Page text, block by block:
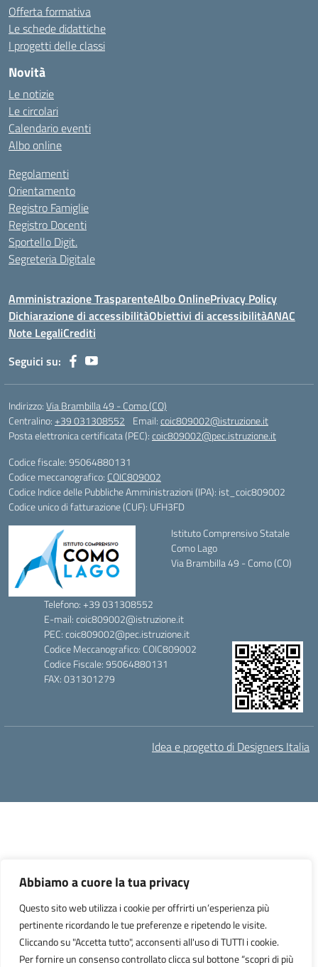
Abbiamo a cuore la tua privacy
Questo sito web utilizza i cookie per offrirti un’esperienza più
pertinente ricordando le tue preferenze e ripetendo le visite.
Cliccando su "Accetta tutto", acconsenti all'uso di TUTTI i cookie.
Per fornire un consenso controllato clicca sul bottone “scopri di più
Offerta formativa
Le schede didattiche
I progetti delle classi
Novità
Le notizie
Le circolari
Calendario eventi
Albo online
Regolamenti
Orientamento
Registro Famiglie
Registro Docenti
Sportello Digit.
Segreteria Digitale
Amministrazione TrasparenteAlbo OnlinePrivacy Policy
Dichiarazione di accessibilitàObiettivi di accessibilitàANAC
Note LegaliCrediti
Seguici su:
Indirizzo:Via Brambilla 49 - Como (CO)
Centralino:+39 031308552 Email:coic809002@istruzione.it
Posta elettronica certificata (PEC):coic809002@pec.istruzione.it
Codice fiscale: 95064880131
Codice meccanografico: COIC809002
Codice Indice delle Pubbliche Amministrazioni (IPA): ist_coic809002
Codice unico di fatturazione (CUF): UFH3FD
Istituto Comprensivo Statale
Como Lago
Via Brambilla 49 - Como (CO)
Telefono: +39 031308552
E-mail: coic809002@istruzione.it
PEC: coic809002@pec.istruzione.it
Codice Meccanografico: COIC809002
Codice Fiscale: 95064880131
FAX: 031301279
Idea e progetto di Designers Italia